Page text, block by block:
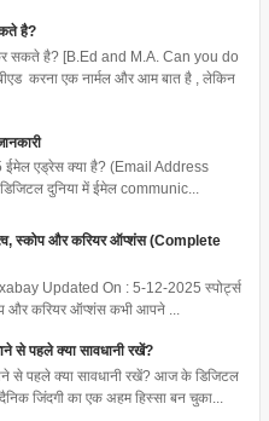
है?
सकते है? [B.Ed and M.A. Can you do
करना एक नार्मल और आम बात है , लेकिन
एड्रेस क्या है? (Email Address
दुनिया में ईमेल communic...
स्कोप और करियर ऑप्शंस (Complete
Updated On : 5-12-2025 स्पोर्ट्स
और करियर ऑप्शंस कभी आपने ...
से पहले क्या सावधानी रखें?
से पहले क्या सावधानी रखें? आज के डिजिटल
जिंदगी का एक अहम हिस्सा बन चुका...